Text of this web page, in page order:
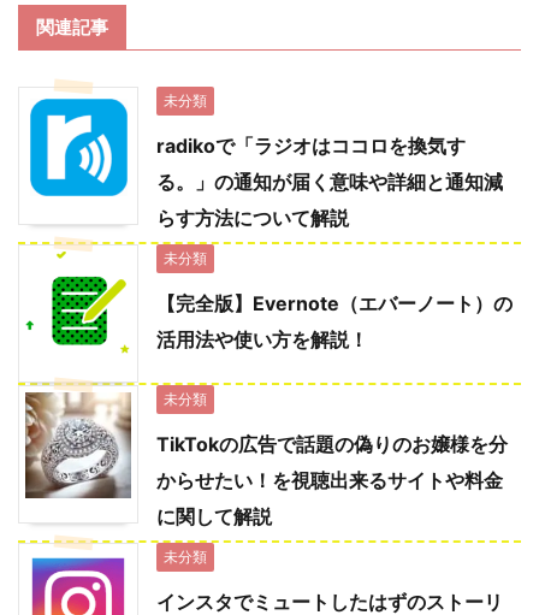
関連記事
未分類
radikoで「ラジオはココロを換気す
る。」の通知が届く意味や詳細と通知減
らす方法について解説
未分類
【完全版】Evernote（エバーノート）の
活用法や使い方を解説！
未分類
TikTokの広告で話題の偽りのお嬢様を分
からせたい！を視聴出来るサイトや料金
に関して解説
未分類
インスタでミュートしたはずのストーリ